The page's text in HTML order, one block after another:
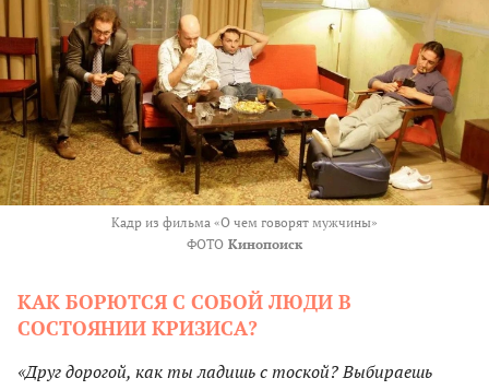
Кадр из фильма «О чем говорят мужчины»
ФОТО Кинопоиск
КАК БОРЮТСЯ С СОБОЙ ЛЮДИ В
СОСТОЯНИИ КРИЗИСА?
«Друг дорогой, как ты ладишь с тоской? Выбираешь